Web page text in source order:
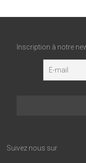
Inscription à notre
Suivez nous sur